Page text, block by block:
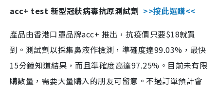
acc+ test 新型冠狀病毒抗原測試劑 >>按此選購<<
產品由香港口罩品牌acc+ 推出，抗疫價只要$18就買
到。測試劑以採集鼻液作檢測，準確度達99.03%，最快
15分鐘知道結果，而且準確度高達97.25%。目前未有限
購數量，需要大量購入的朋友可留意。不過訂單預計會